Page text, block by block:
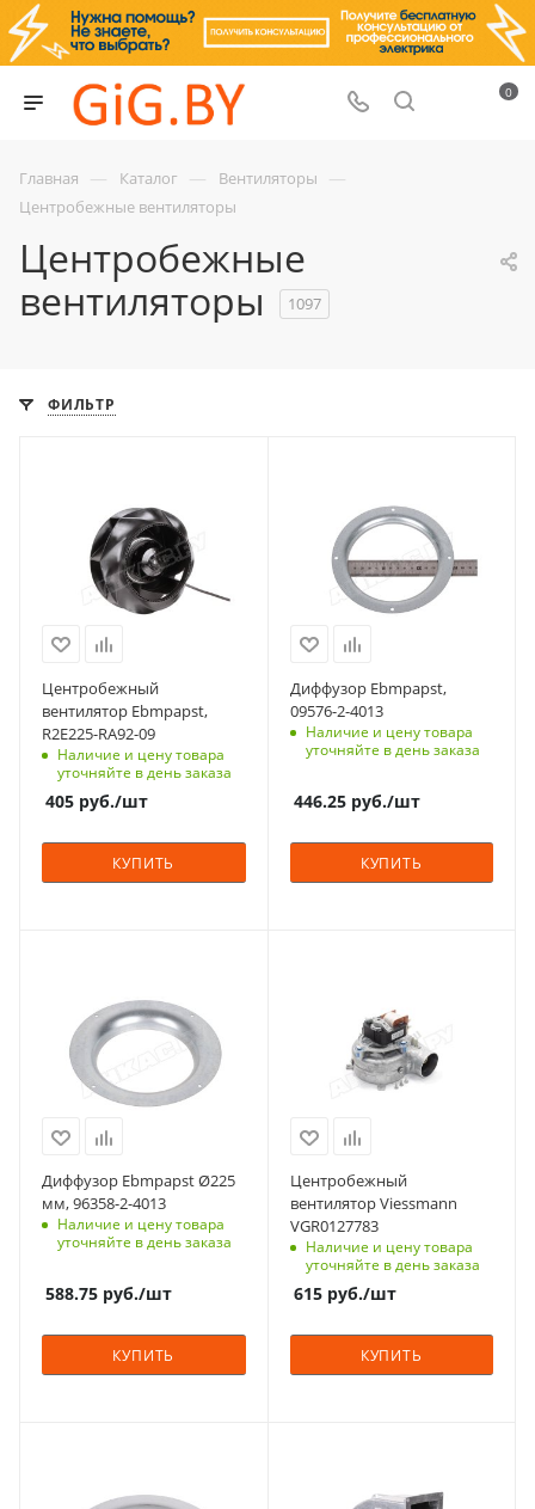
0
Главная — Каталог — Вентиляторы —
Центробежные вентиляторы
Центробежные
вентиляторы
1097
ФИЛЬТР
Центробежный
вентилятор Ebmpapst,
R2E225-RA92-09
Наличие и цену товара
уточняйте в день заказа
405 руб./шт
КУПИТЬ
Диффузор Ebmpapst,
09576-2-4013
Наличие и цену товара
уточняйте в день заказа
446.25руб./шт
КУПИТЬ
Диффузор Ebmpapst Ø225
мм, 96358-2-4013
Наличие и цену товара
уточняйте в день заказа
588.75 руб./шт
КУПИТЬ
Центробежный
вентилятор Viessmann
VGR0127783
Наличие и цену товара
уточняйте в день заказа
615руб./шт
КУПИТЬ